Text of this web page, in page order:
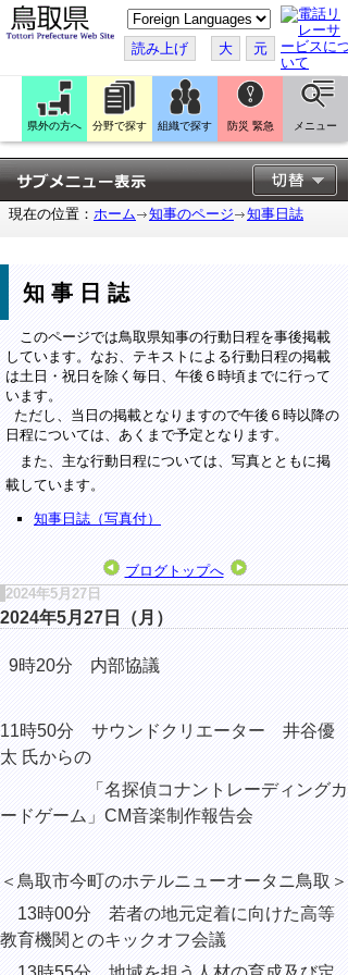
こ
の
ペ
ー
ジ
翻
訳
す
る
読み上げ 大 元
県外の方へ 分野で探す 組織で探す 防災 緊急 メニュー
現在の位置： ホーム 知事のページ 知事日誌
知事日誌
このページでは鳥取県知事の行動日程を事後掲載
しています。なお、テキストによる行動日程の掲載
は土日・祝日を除く毎日、午後６時頃までに行って
います。
ただし、当日の掲載となりますので午後６時以降の
日程については、あくまで予定となります。
また、主な行動日程については、写真とともに掲
載しています。
知事日誌（写真付）
ブログトップへ
2024年5月27日
2024年5月27日（月）
9時20分 内部協議
11時50分 サウンドクリエーター 井谷優
太 氏からの
「名探偵コナントレーディングカ
ードゲーム」CM音楽制作報告会
＜ 鳥取市今町のホテルニューオータニ鳥取 ＞
13時00分 若者の地元定着に向けた高等
教育機関とのキックオフ会議